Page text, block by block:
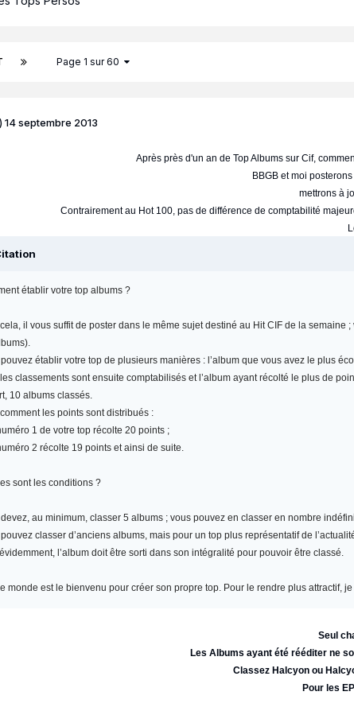
Page 1 sur 60
14 septembre 2013
Après près d'un an de Top Albums sur Cif,
BBGB et moi
mettrons à
Contrairement au Hot 100, pas de différence de comptabilité
établir votre top albums ?
il vous suffit de poster dans le même sujet destiné au Hit CIF de la
établir votre top de plusieurs manières : l’album que vous avez le plus
classements sont ensuite comptabilisés et l’album ayant récolté le plus de
10 albums classés.
les points sont distribués :
1 de votre top récolte 20 points ;
2 récolte 19 points et ainsi de suite.
sont les conditions ?
au minimum, classer 5 albums ; vous pouvez en classer en nombre
classer d’anciens albums, mais pour un top plus représentatif de
l’album doit être sorti dans son intégralité pour pouvoir être classé.
monde est le bienvenu pour créer son propre top. Pour le rendre plus attractif,
Seul
Les Albums ayant été rééditer ne
Classez Halcyon ou
Pour les